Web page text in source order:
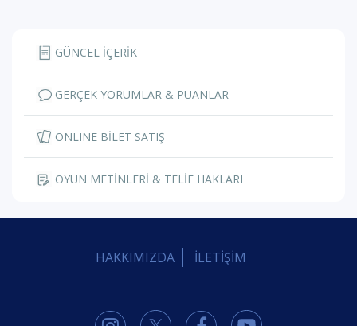
GÜNCEL İÇERİK
GERÇEK YORUMLAR & PUANLAR
ONLINE BİLET SATIŞ
OYUN METİNLERİ & TELİF HAKLARI
HAKKIMIZDA İLETİŞİM